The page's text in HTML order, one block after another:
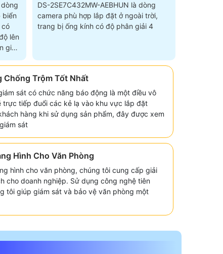
biển
có
lên
giải
DS-2SE7C432MW-AEBHUN là dòng
camera phù hợp lắp đặt ở ngoài trời,
trang bị ống kính có độ phân giải 4
Chống Trộm Tốt Nhất
sát có chức năng báo động là một điều vô
trực tiếp đuổi các kẻ lạ vào khu vực lắp đặt
hàng khi sử dụng sản phẩm, đây được xem
sát
Hình Cho Văn Phòng
hình cho văn phòng, chúng tôi cung cấp giải
cho doanh nghiệp. Sử dụng công nghệ tiên
tôi giúp giám sát và bảo vệ văn phòng một